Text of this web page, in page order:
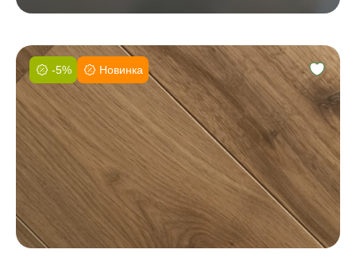
-5% Новинка
Фаска:
Соединение:
Обработка:
Длина:
Ширина:
Толщина: